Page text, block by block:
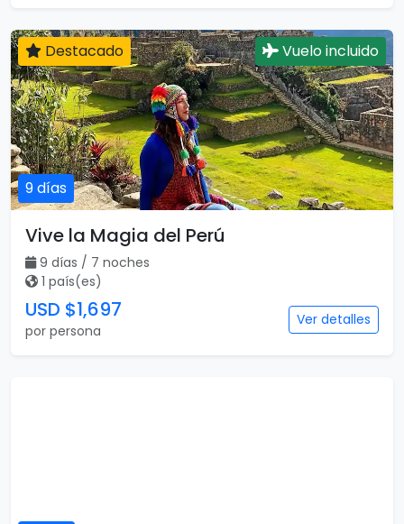
9 días
Destacado Vuelo incluido
Vive la Magia del Perú
9 días / 7 noches
1 país(es)
USD $1,697
por persona
Ver detalles